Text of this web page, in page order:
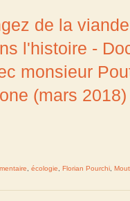
de la
l'histoire -
monsieur
(mars 2018)
écologie Florian Pourchi